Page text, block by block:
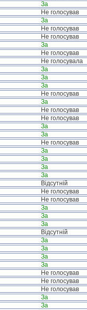
За
Не голосував
За
Не голосував
Не голосував
За
Не голосував
Не голосувала
За
За
За
Не голосував
За
Не голосував
Не голосував
За
За
Не голосував
За
За
За
За
Відсутній
Не голосував
Не голосував
За
За
За
Відсутній
За
За
За
За
Не голосував
Не голосував
Не голосував
За
За